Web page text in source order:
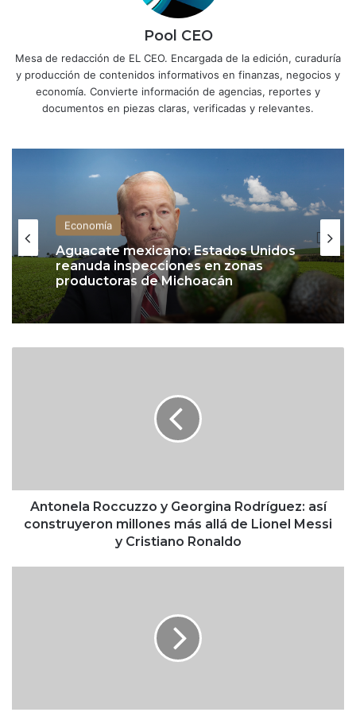
Pool CEO
Mesa de redacción de EL CEO. Encargada de la edición, curaduría
y producción de contenidos informativos en finanzas, negocios y
economía. Convierte información de agencias, reportes y
documentos en piezas claras, verificadas y relevantes.
Economía
Aguacate mexicano: Estados Unidos
reanuda inspecciones en zonas
productoras de Michoacán
R
Antonela Roccuzzo y Georgina Rodríguez: así
construyeron millones más allá de Lionel Messi
y Cristiano Ronaldo
n